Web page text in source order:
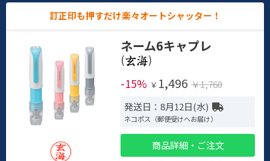
訂正印も押すだけ楽々オートシャッター！
ネーム6キャプレ
(
)
-15% ￥ 1,496 ￥1,760
発送日：8月12日(水)
ネコポス（郵便受けへお届け）
商品詳細・ご注文